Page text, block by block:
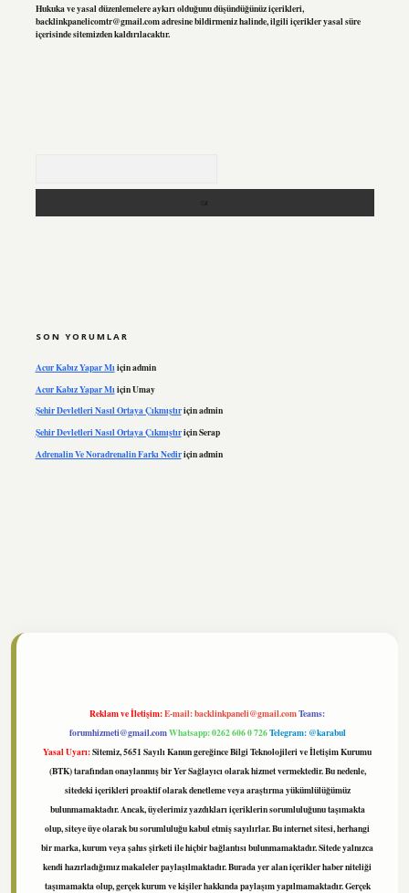
Hukuka ve yasal düzenlemelere aykırı olduğunu düşündüğünüz içerikleri,
backlinkpanelicomtr@gmail.comadresine bildirmeniz halinde, ilgili içerikler yasal süre
içerisinde sitemizden kaldırılacaktır.
SON YORUMLAR
Acur Kabız Yapar Mıiçinadmin
Acur Kabız Yapar Mı içinUmay
Şehir Devletleri Nasıl Ortaya Çıkmıştıriçinadmin
Şehir Devletleri Nasıl Ortaya ÇıkmıştıriçinSerap
Adrenalin Ve Noradrenalin Farkı Nediriçinadmin
Reklam ve İletişim:E-mail:backlinkpaneli@gmail.comTeams:
forumhizmeti@gmail.comWhatsapp: 0262 606 0 726Telegram: @karabul
Yasal Uyarı:Sitemiz, 5651 Sayılı Kanun gereğince Bilgi Teknolojileri ve İletişim Kurumu
(BTK) tarafından onaylanmış bir Yer Sağlayıcı olarak hizmet vermektedir. Bu nedenle,
sitedeki içerikleri proaktif olarak denetleme veya araştırma yükümlülüğümüz
bulunmamaktadır. Ancak, üyelerimiz yazdıkları içeriklerin sorumluluğunu taşımakta
olup, siteye üye olarak bu sorumluluğu kabul etmiş sayılırlar. Bu internet sitesi, herhangi
bir marka, kurum veya şahıs şirketi ile hiçbir bağlantısı bulunmamaktadır. Sitede yalnızca
kendi hazırladığımız makaleler paylaşılmaktadır. Burada yer alan içerikler haber niteliği
taşımamakta olup, gerçek kurum ve kişiler hakkında paylaşım yapılmamaktadır. Gerçek